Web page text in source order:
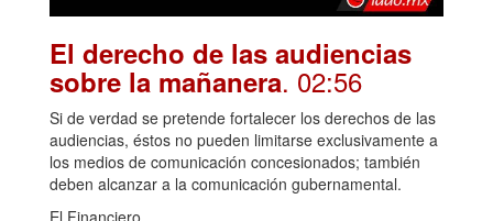
El derecho de las audiencias
sobre la mañanera. 02:56
Si de verdad se pretende fortalecer los derechos de las
audiencias, éstos no pueden limitarse exclusivamente a
los medios de comunicación concesionados; también
deben alcanzar a la comunicación gubernamental.
El Financiero